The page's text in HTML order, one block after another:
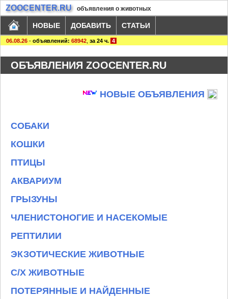
ZOOCENTER.RU объявления о животных
НОВЫЕ ДОБАВИТЬ СТАТЬИ
06.08.26 - объявлений: 68942 за 24 ч. 4
ОБЪЯВЛЕНИЯ ZOOCENTER.RU
НОВЫЕ ОБЪЯВЛЕНИЯ
СОБАКИ
КОШКИ
ПТИЦЫ
АКВАРИУМ
ГРЫЗУНЫ
ЧЛЕНИСТОНОГИЕ И НАСЕКОМЫЕ
РЕПТИЛИИ
ЭКЗОТИЧЕСКИЕ ЖИВОТНЫЕ
С/Х ЖИВОТНЫЕ
ПОТЕРЯННЫЕ И НАЙДЕННЫЕ